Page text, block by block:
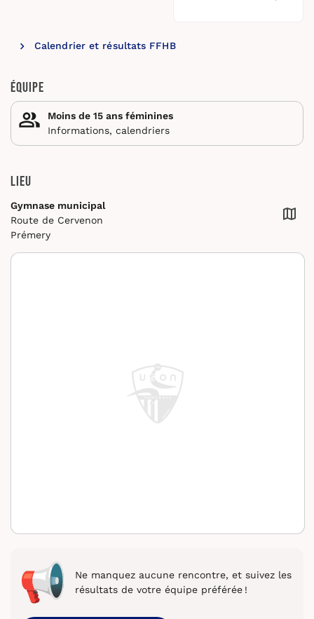
Calendrier et résultats FFHB
Équipe
Moins de 15 ans féminines
Informations, calendriers
Lieu
Gymnase municipal
Route de Cervenon
Prémery
Ne manquez aucune rencontre, et suivez les
résultats de votre équipe préférée !